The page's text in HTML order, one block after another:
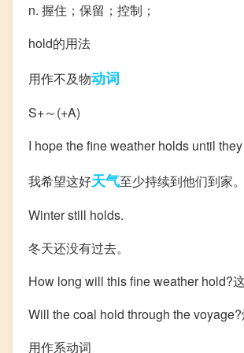
n. 握住；保留；控制；
hold的用法
用作不及物动词
S+～(+A)
I hope the fine weather holds until
我希望这好天气至少持续到他们到家。
Winter still holds.
冬天还没有过去。
How long will this fine weather hold?
Will the coal hold through the
用作系动词